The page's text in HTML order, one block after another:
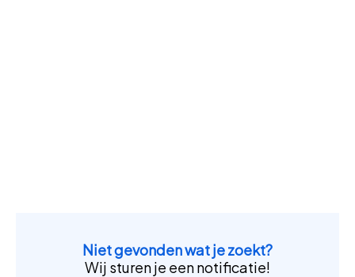
Niet gevonden wat je zoekt?
Wij sturen je een notificatie!